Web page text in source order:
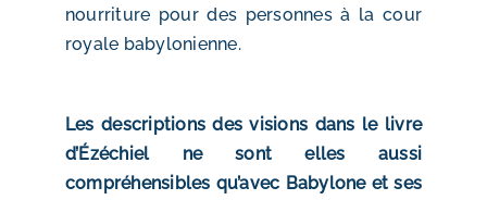
nourriture pour des personnes à la cour
royale babylonienne.
Les descriptions des visions dans le livre
d’Ézéchiel ne sont elles aussi
compréhensibles qu’avec Babylone et ses